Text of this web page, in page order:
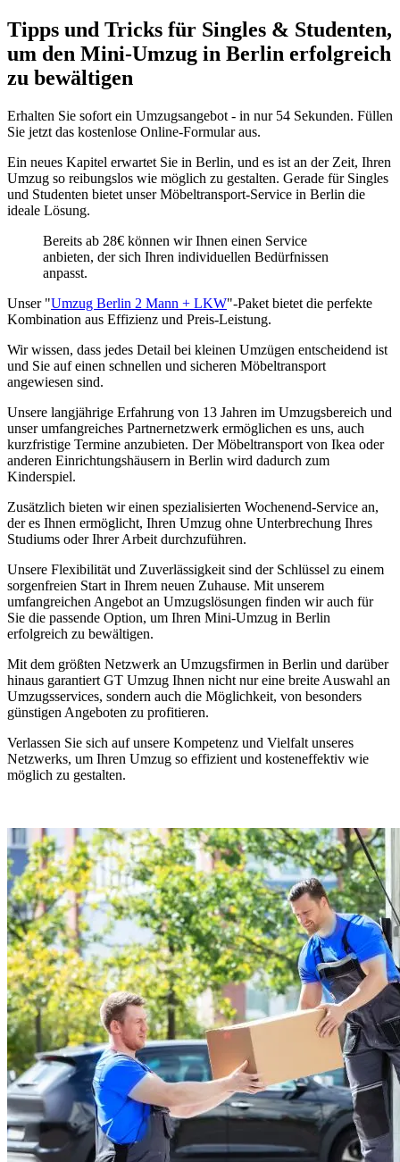
Tipps und Tricks für Singles & Studenten,
um den Mini-Umzug in Berlin erfolgreich
zu bewältigen
Erhalten Sie sofort ein Umzugsangebot - in nur 54 Sekunden. Füllen
Sie jetzt das kostenlose Online-Formular aus.
Ein neues Kapitel erwartet Sie in Berlin, und es ist an der Zeit, Ihren
Umzug so reibungslos wie möglich zu gestalten. Gerade für Singles
und Studenten bietet unser Möbeltransport-Service in Berlin die
ideale Lösung.
Bereits ab 28€ können wir Ihnen einen Service
anbieten, der sich Ihren individuellen Bedürfnissen
anpasst.
Unser "Umzug Berlin 2 Mann + LKW"-Paket bietet die perfekte
Kombination aus Effizienz und Preis-Leistung.
Wir wissen, dass jedes Detail bei kleinen Umzügen entscheidend ist
und Sie auf einen schnellen und sicheren Möbeltransport
angewiesen sind.
Unsere langjährige Erfahrung von 13 Jahren im Umzugsbereich und
unser umfangreiches Partnernetzwerk ermöglichen es uns, auch
kurzfristige Termine anzubieten. Der Möbeltransport von Ikea oder
anderen Einrichtungshäusern in Berlin wird dadurch zum
Kinderspiel.
Zusätzlich bieten wir einen spezialisierten Wochenend-Service an,
der es Ihnen ermöglicht, Ihren Umzug ohne Unterbrechung Ihres
Studiums oder Ihrer Arbeit durchzuführen.
Unsere Flexibilität und Zuverlässigkeit sind der Schlüssel zu einem
sorgenfreien Start in Ihrem neuen Zuhause. Mit unserem
umfangreichen Angebot an Umzugslösungen finden wir auch für
Sie die passende Option, um Ihren Mini-Umzug in Berlin
erfolgreich zu bewältigen.
Mit dem größten Netzwerk an Umzugsfirmen in Berlin und darüber
hinaus garantiert GT Umzug Ihnen nicht nur eine breite Auswahl an
Umzugsservices, sondern auch die Möglichkeit, von besonders
günstigen Angeboten zu profitieren.
Verlassen Sie sich auf unsere Kompetenz und Vielfalt unseres
Netzwerks, um Ihren Umzug so effizient und kosteneffektiv wie
möglich zu gestalten.